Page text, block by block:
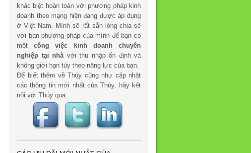
khác biệt hoàn toàn với phương pháp kinh
doanh theo mạng hiện đang được áp dụng
ở Việt Nam. Mình sẽ rất sẵn lòng chia sẻ
với bạn phương pháp của mình để bạn có
mộtcông việc kinh doanh chuyên
nghiệp tại nhàvới thu nhập ổn định và
không giới hạn tùy theo năng lực của bạn.
Để biết thêm về Thúy cũng như cập nhật
các thông tin mới nhất của Thúy, hãy kết
nối với Thúy qua: